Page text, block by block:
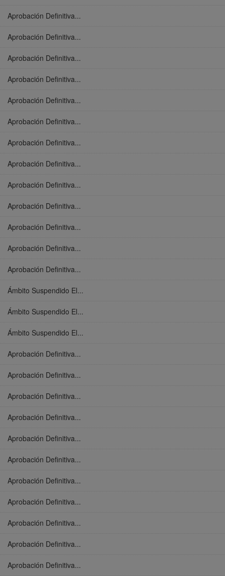
Aprobación Definitiva...
Aprobación Definitiva...
Aprobación Definitiva...
Aprobación Definitiva...
Aprobación Definitiva...
Aprobación Definitiva...
Aprobación Definitiva...
Aprobación Definitiva...
Aprobación Definitiva...
Aprobación Definitiva...
Aprobación Definitiva...
Aprobación Definitiva...
Aprobación Definitiva...
Ámbito Suspendido El...
Ámbito Suspendido El...
Ámbito Suspendido El...
Aprobación Definitiva...
Aprobación Definitiva...
Aprobación Definitiva...
Aprobación Definitiva...
Aprobación Definitiva...
Aprobación Definitiva...
Aprobación Definitiva...
Aprobación Definitiva...
Aprobación Definitiva...
Aprobación Definitiva...
Aprobación Definitiva...